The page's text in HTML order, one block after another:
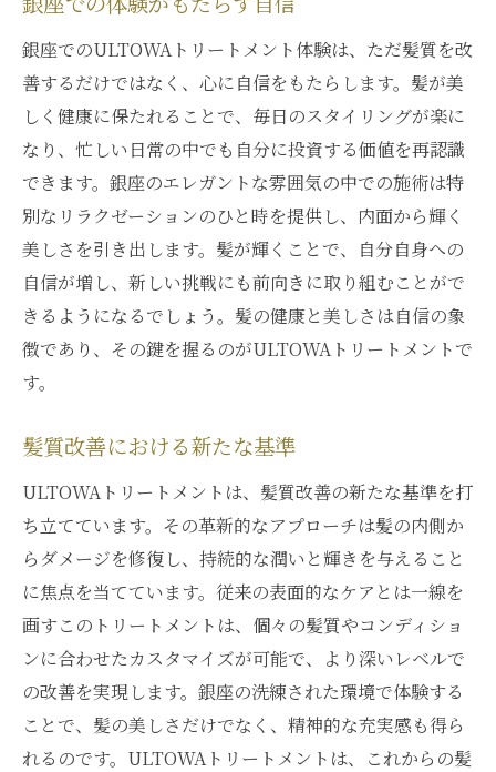
銀座でのULTOWAトリートメント体験は、ただ髪質を改
善するだけではなく、心に自信をもたらします。髪が美
しく健康に保たれることで、毎日のスタイリングが楽に
なり、忙しい日常の中でも自分に投資する価値を再認識
できます。銀座のエレガントな雰囲気の中での施術は特
別なリラクゼーションのひと時を提供し、内面から輝く
美しさを引き出します。髪が輝くことで、自分自身への
自信が増し、新しい挑戦にも前向きに取り組むことがで
きるようになるでしょう。髪の健康と美しさは自信の象
徴であり、その鍵を握るのがULTOWAトリートメントで
す。
髪質改善における新たな基準
ULTOWAトリートメントは、髪質改善の新たな基準を打
ち立てています。その革新的なアプローチは髪の内側か
らダメージを修復し、持続的な潤いと輝きを与えること
に焦点を当てています。従来の表面的なケアとは一線を
画すこのトリートメントは、個々の髪質やコンディショ
ンに合わせたカスタマイズが可能で、より深いレベルで
の改善を実現します。銀座の洗練された環境で体験する
ことで、髪の美しさだけでなく、精神的な充実感も得ら
れるのです。ULTOWAトリートメントは、これからの髪